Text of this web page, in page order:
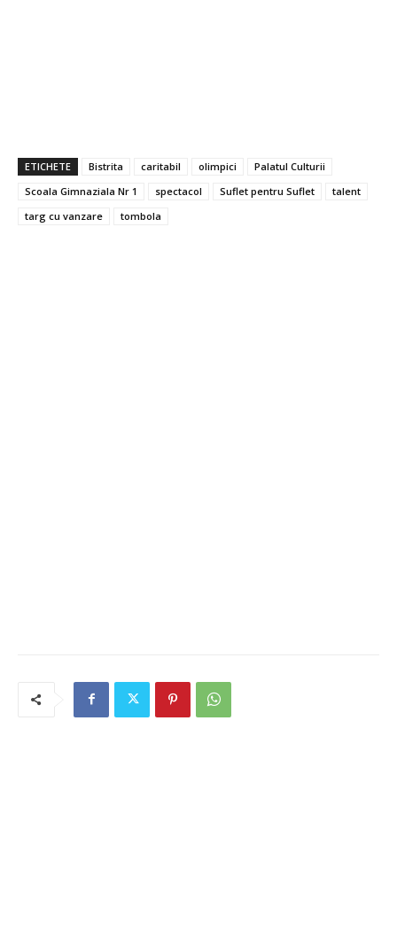
ETICHETE Bistrita caritabil olimpici
Palatul Culturii
Scoala Gimnaziala Nr 1
spectacol Suflet pentru Suflet
talent
targ cu vanzare
tombola